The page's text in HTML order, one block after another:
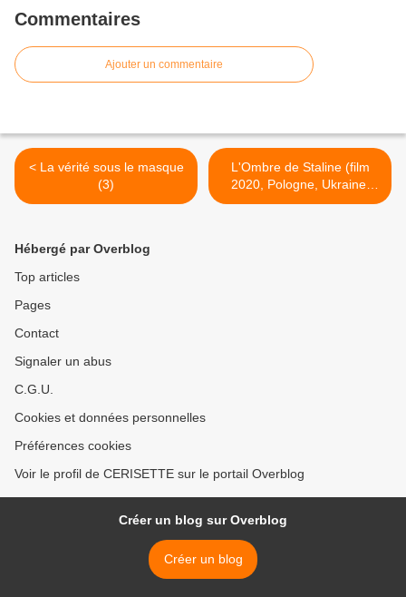
Commentaires
Ajouter un commentaire
< La vérité sous le masque
(3)
L'Ombre de Staline (film
2020, Pologne, Ukraine,
UK) >
Hébergé par Overblog
Top articles
Pages
Contact
Signaler un abus
C.G.U.
Cookies et données personnelles
Préférences cookies
Voir le profil de CERISETTE sur le portail Overblog
Créer un blog sur Overblog
Créer un blog